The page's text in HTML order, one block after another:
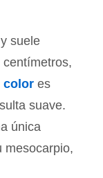
suele
color es
suave.
única
mesocarpio,